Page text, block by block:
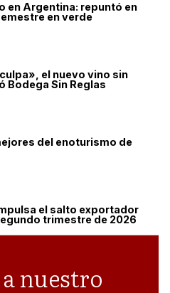
en Argentina: repuntó en
en verde
el nuevo vino sin
Bodega Sin Reglas
del enoturismo de
el salto exportador
trimestre de 2026
nuestro